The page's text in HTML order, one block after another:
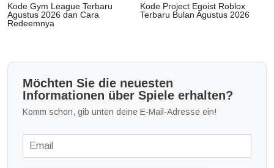
Kode Gym League Terbaru
Agustus 2026 dan Cara
Redeemnya
Kode Project Egoist Roblox
Terbaru Bulan Agustus 2026
Möchten Sie die neuesten
Informationen über Spiele erhalten?
Komm schon, gib unten deine E-Mail-Adresse ein!